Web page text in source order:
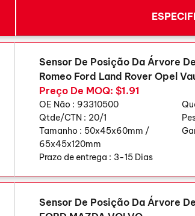
Sensor De Posição Da Árvore
Romeo Ford Land Rover Opel
Preço De MOQ: $1.91
OE Não : 93310500
Qtde/CTN : 20/1
Tamanho : 50x45x60mm /
65x45x120mm
Prazo de entrega : 3-15 Dias
Sensor De Posição Da Árvore